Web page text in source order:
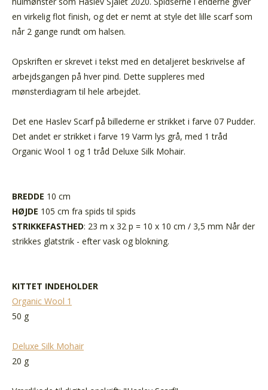
en virkelig flot finish, og det er nemt at style det lille scarf som
når 2 gange rundt om halsen.
Opskriften er skrevet i tekst med en detaljeret beskrivelse af
arbejdsgangen på hver pind. Dette suppleres med
mønsterdiagram til hele arbejdet.
Det ene Haslev Scarf på billederne er strikket i farve 07 Pudder.
Det andet er strikket i farve 19 Varm lys grå, med 1 tråd
Organic Wool 1 og 1 tråd Deluxe Silk Mohair.
BREDDE 10 cm
HØJDE 105 cm fra spids til spids
STRIKKEFASTHED: 23 m x 32 p = 10 x 10 cm / 3,5 mm Når der
strikkes glatstrik - efter vask og blokning.
KITTET INDEHOLDER
Organic Wool 1
50 g
Deluxe Silk Mohair
20 g